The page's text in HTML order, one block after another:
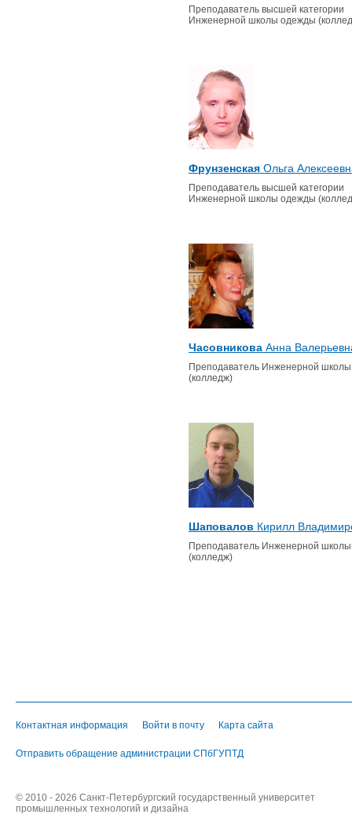
Преподаватель высшей категории
Инженерной школы одежды
Фрунзенская Ольга
Преподаватель высшей категории
Инженерной школы одежды
Часовникова Анна
Преподаватель Инженерной
(колледж)
Шаповалов Кирилл
Преподаватель Инженерной
(колледж)
Контактная информация Войти в почту Карта сайта
Отправить обращение администрации СПбГУПТД
© 2010 - 2026 Санкт-Петербургский государственный университет
промышленных технологий и дизайна